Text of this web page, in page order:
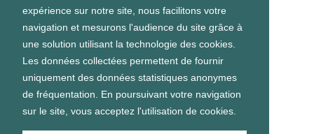
expérience sur notre site, nous facilitons votre
navigation et mesurons l'audience du site grâce à
une solution utilisant la technologie des cookies.
Les données collectées permettent de fournir
uniquement des données statistiques anonymes
de fréquentation. En poursuivant votre navigation
sur le site, vous acceptez l'utilisation de cookies.
Habitat
Formation et vie scolaire
Emploi et vie professionnelle